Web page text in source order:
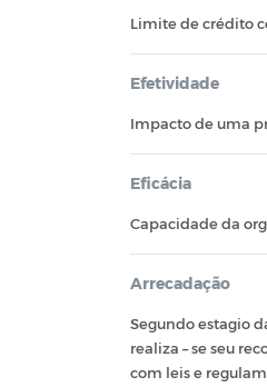
Limite de crédito
Efetividade
Impacto de uma
Eficácia
Capacidade da
Arrecadação
Segundo estagio
realiza – se seu
com leis e